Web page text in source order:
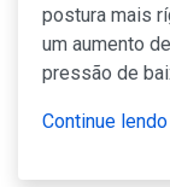
postura mais
um aumento
pressão de
Continue lendo